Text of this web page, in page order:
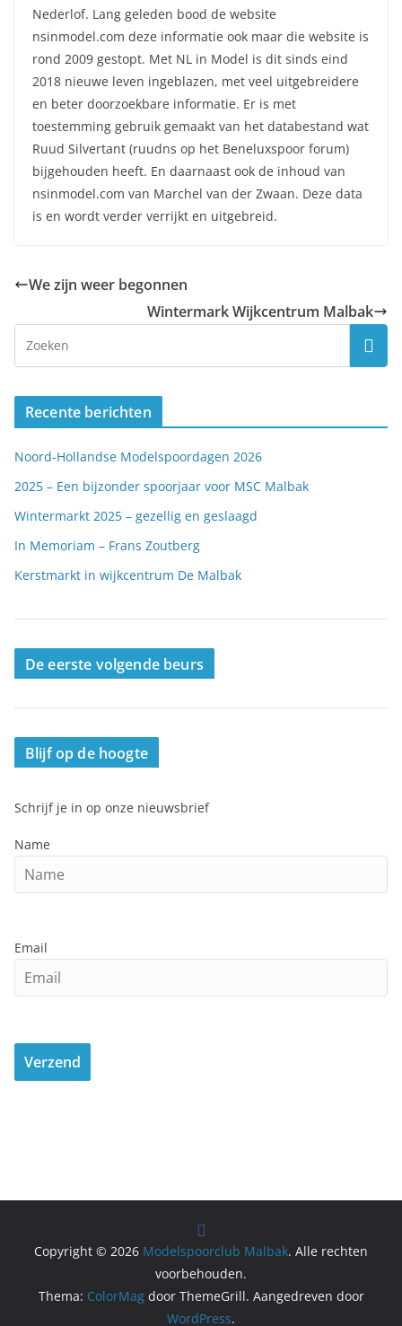
Nederlof. Lang geleden bood de website
nsinmodel.com deze informatie ook maar die website is
rond 2009 gestopt. Met NL in Model is dit sinds eind
2018 nieuwe leven ingeblazen, met veel uitgebreidere
en beter doorzoekbare informatie. Er is met
toestemming gebruik gemaakt van het databestand wat
Ruud Silvertant (ruudns op het Beneluxspoor forum)
bijgehouden heeft. En daarnaast ook de inhoud van
nsinmodel.com van Marchel van der Zwaan. Deze data
is en wordt verder verrijkt en uitgebreid.
We zijn weer begonnen
Wintermark Wijkcentrum Malbak
Recente berichten
Noord-Hollandse Modelspoordagen 2026
2025 – Een bijzonder spoorjaar voor MSC Malbak
Wintermarkt 2025 – gezellig en geslaagd
In Memoriam – Frans Zoutberg
Kerstmarkt in wijkcentrum De Malbak
De eerste volgende beurs
Blijf op de hoogte
Schrijf je in op onze nieuwsbrief
Name
Email
Copyright © 2026 Modelspoorclub Malbak. Alle rechten
voorbehouden.
Thema: ColorMagdoor ThemeGrill. Aangedreven door
WordPress.